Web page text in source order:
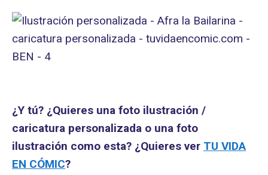
¿Y tú? ¿Quieres una foto ilustración /
caricatura personalizada o una foto
ilustración como esta? ¿Quieres ver TU VIDA
EN CÓMIC?